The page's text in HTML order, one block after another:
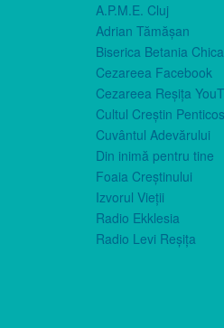
A.P.M.E. Cluj
Adrian Tămăşan
Biserica Betania
Cezareea Facebook
Cezareea Reşiţa
Cultul Creştin
Cuvântul Adevărului
Din inimă pentru tine
Foaia Creştinului
Izvorul Vieţii
Radio Ekklesia
Radio Levi Reşiţa